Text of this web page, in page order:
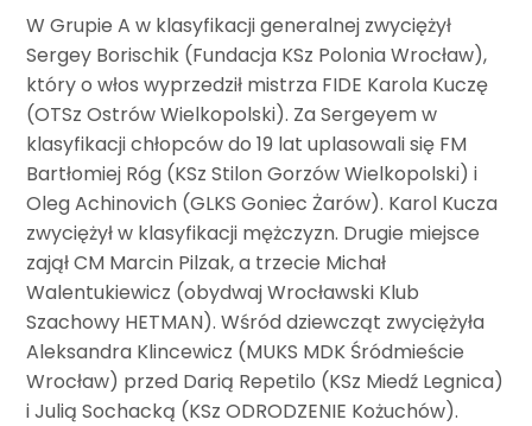
W Grupie A w klasyfikacji generalnej zwyciężył
Sergey Borischik (Fundacja KSz Polonia Wrocław),
który o włos wyprzedził mistrza FIDE Karola Kuczę
(OTSz Ostrów Wielkopolski). Za Sergeyem w
klasyfikacji chłopców do 19 lat uplasowali się FM
Bartłomiej Róg (KSz Stilon Gorzów Wielkopolski) i
Oleg Achinovich (GLKS Goniec Żarów). Karol Kucza
zwyciężył w klasyfikacji mężczyzn. Drugie miejsce
zajął CM Marcin Pilzak, a trzecie Michał
Walentukiewicz (obydwaj Wrocławski Klub
Szachowy HETMAN). Wśród dziewcząt zwyciężyła
Aleksandra Klincewicz (MUKS MDK Śródmieście
Wrocław) przed Darią Repetilo (KSz Miedź Legnica)
i Julią Sochacką (KSz ODRODZENIE Kożuchów).